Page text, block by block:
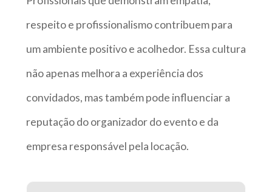
respeito e profissionalismo contribuem para
um ambiente positivo e acolhedor. Essa cultura
não apenas melhora a experiência dos
convidados, mas também pode influenciar a
reputação do organizador do evento e da
empresa responsável pela locação.